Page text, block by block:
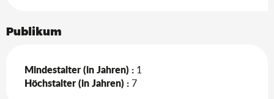
Publikum
Mindestalter (in Jahren) : 1
Höchstalter (in Jahren) :7